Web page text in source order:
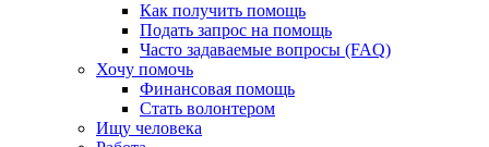
Как получить помощь
Подать запрос на помощь
Часто задаваемые вопросы (FAQ)
Хочу помочь
Финансовая помощь
Стать волонтером
Ищу человека